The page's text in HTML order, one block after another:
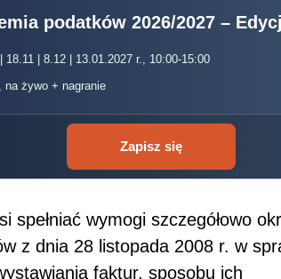
podatków 2026/2027 –
18.11 | 8.12 | 13.01.2027 r., 10:00-15:00
na żywo + nagranie
Zapisz się
spełniać wymogi szczegółowo
z dnia 28 listopada 2008 r. w
faktur, sposobu ich